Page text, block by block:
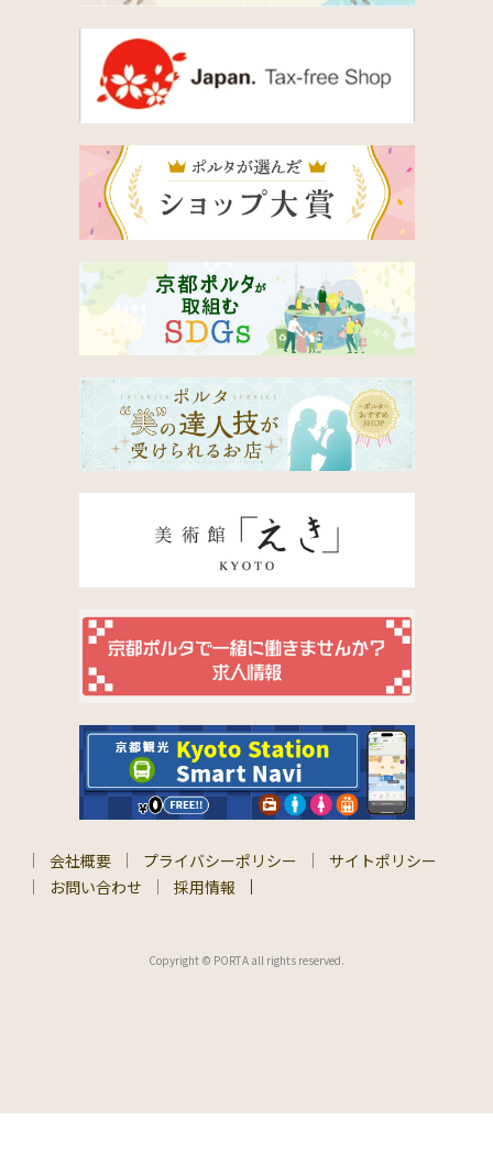
会社概要 プライバシーポリシー
サイトポリシー
お問い合わせ
採用情報
Copyright © PORTA all rights reserved.